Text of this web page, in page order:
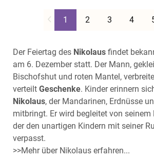
1 2 3 4
Der Feiertag des Nikolaus findet
am 6. Dezember statt. Der Mann,
Bischofshut und roten Mantel,
verteilt Geschenke. Kinder erinnern
Nikolaus, der Mandarinen, Erdnüsse
mitbringt. Er wird begleitet von seinem
der den unartigen Kindern mit seiner
verpasst.
>>Mehr über Nikolaus erfahren...